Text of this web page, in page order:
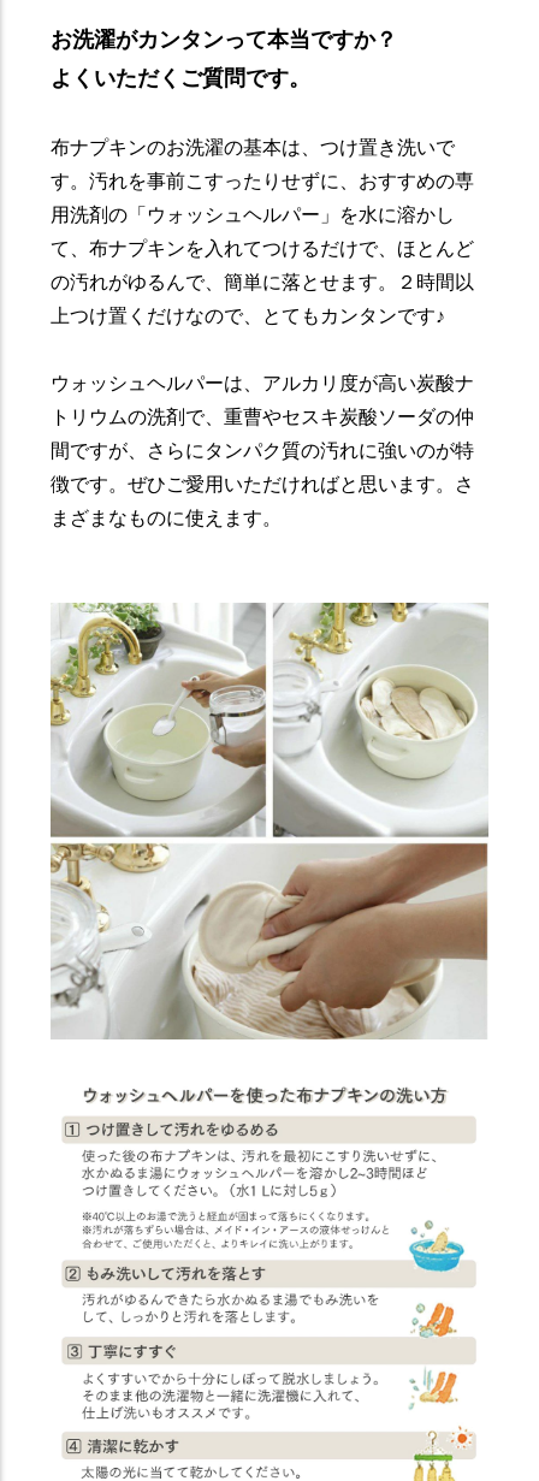
お洗濯がカンタンって本当ですか？
よくいただくご質問です。
布ナプキンのお洗濯の基本は、つけ置き洗いで
す。汚れを事前こすったりせずに、おすすめの専
用洗剤の「ウォッシュヘルパー」を水に溶かし
て、布ナプキンを入れてつけるだけで、ほとんど
の汚れがゆるんで、簡単に落とせます。２時間以
上つけ置くだけなので、とてもカンタンです♪
ウォッシュヘルパーは、アルカリ度が高い炭酸ナ
トリウムの洗剤で、重曹やセスキ炭酸ソーダの仲
間ですが、さらにタンパク質の汚れに強いのが特
徴です。ぜひご愛用いただければと思います。さ
まざまなものに使えます。